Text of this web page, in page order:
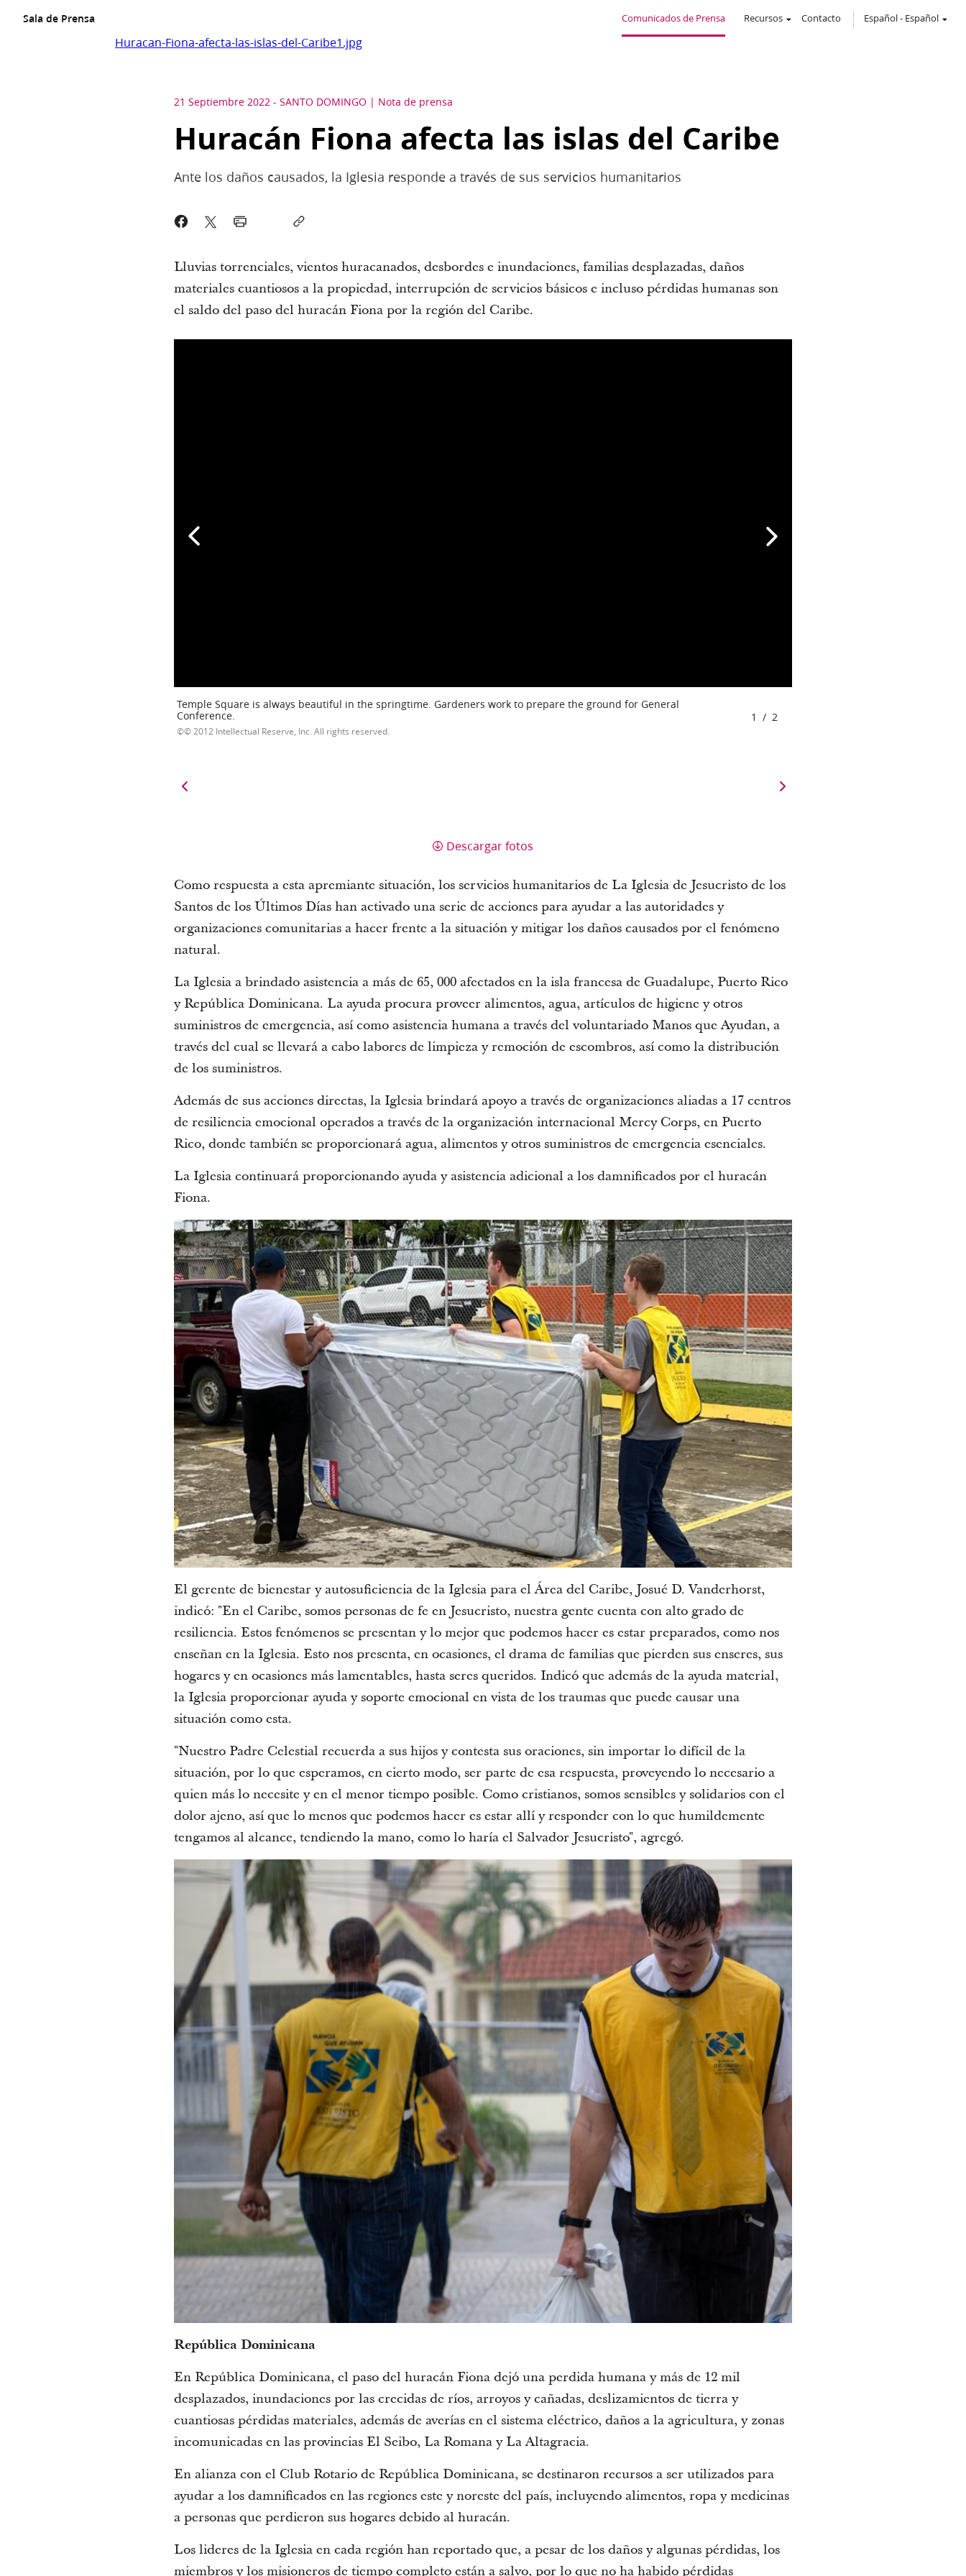
Sala de Prensa Comunicados de Prensa Recursos Contacto Español- Español
Huracan-Fiona-afecta-las-islas-del-Caribe1.jpg
21 Septiembre 2022 - SANTO DOMINGO Nota de prensa
Huracán Fiona afecta las islas del Caribe
Ante los daños causados, la Iglesia responde a través de sus servicios humanitarios
Lluvias torrenciales, vientos huracanados, desbordes e inundaciones, familias desplazadas, daños
materiales cuantiosos a la propiedad, interrupción de servicios básicos e incluso pérdidas humanas son
el saldo del paso del huracán Fiona por la región del Caribe.
Temple Square is always beautiful in the springtime. Gardeners work to prepare the ground for General
Conference.
© 2012 Intellectual Reserve, Inc. All rights reserved.
1 / 2
Descargar fotos
Como respuesta a esta apremiante situación, los servicios humanitarios de La Iglesia de Jesucristo de los
Santos de los Últimos Días han activado una serie de acciones para ayudar a las autoridades y
organizaciones comunitarias a hacer frente a la situación y mitigar los daños causados por el fenómeno
natural.
La Iglesia a brindado asistencia a más de 65, 000 afectados en la isla francesa de Guadalupe, Puerto Rico
y República Dominicana. La ayuda procura proveer alimentos, agua, artículos de higiene y otros
suministros de emergencia, así como asistencia humana a través del voluntariado Manos que Ayudan, a
través del cual se llevará a cabo labores de limpieza y remoción de escombros, así como la distribución
de los suministros.
Además de sus acciones directas, la Iglesia brindará apoyo a través de organizaciones aliadas a 17 centros
de resiliencia emocional operados a través de la organización internacional Mercy Corps, en Puerto
Rico, donde también se proporcionará agua, alimentos y otros suministros de emergencia esenciales.
La Iglesia continuará proporcionando ayuda y asistencia adicional a los damnificados por el huracán
Fiona.
El gerente de bienestar y autosuficiencia de la Iglesia para el Área del Caribe, Josué D. Vanderhorst,
indicó: "En el Caribe, somos personas de fe en Jesucristo, nuestra gente cuenta con alto grado de
resiliencia. Estos fenómenos se presentan y lo mejor que podemos hacer es estar preparados, como nos
enseñan en la Iglesia. Esto nos presenta, en ocasiones, el drama de familias que pierden sus enseres, sus
hogares y en ocasiones más lamentables, hasta seres queridos. Indicó que además de la ayuda material,
la Iglesia proporcionar ayuda y soporte emocional en vista de los traumas que puede causar una
situación como esta.
"Nuestro Padre Celestial recuerda a sus hijos y contesta sus oraciones, sin importar lo difícil de la
situación, por lo que esperamos, en cierto modo, ser parte de esa respuesta, proveyendo lo necesario a
quien más lo necesite y en el menor tiempo posible. Como cristianos, somos sensibles y solidarios con el
dolor ajeno, así que lo menos que podemos hacer es estar allí y responder con lo que humildemente
tengamos al alcance, tendiendo la mano, como lo haría el Salvador Jesucristo", agregó.
República Dominicana
En República Dominicana, el paso del huracán Fiona dejó una perdida humana y más de 12 mil
desplazados, inundaciones por las crecidas de ríos, arroyos y cañadas, deslizamientos de tierra y
cuantiosas pérdidas materiales, además de averías en el sistema eléctrico, daños a la agricultura, y zonas
incomunicadas en las provincias El Seibo, La Romana y La Altagracia.
En alianza con el Club Rotario de República Dominicana, se destinaron recursos a ser utilizados para
ayudar a los damnificados en las regiones este y noreste del país, incluyendo alimentos, ropa y medicinas
a personas que perdieron sus hogares debido al huracán.
Los lideres de la Iglesia en cada región han reportado que, a pesar de los daños y algunas pérdidas, los
miembros y los misioneros de tiempo completo están a salvo, por lo que no ha habido pérdidas